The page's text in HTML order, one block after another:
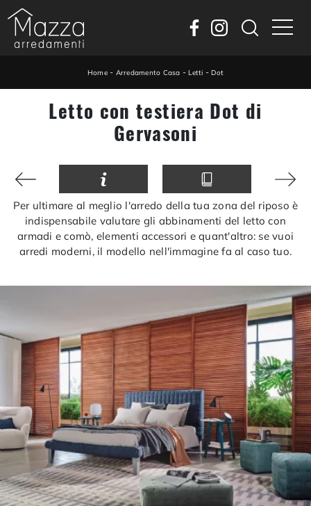
Home- Arredamento Casa -Letti -Dot
Letto con testiera Dot di
Gervasoni
Per ultimare al meglio l'arredo della tua zona del riposo è
indispensabile valutare gli abbinamenti del letto con
armadi e comò, elementi accessori e quant'altro: se vuoi
arredi moderni, il modello nell'immagine fa al caso tuo.